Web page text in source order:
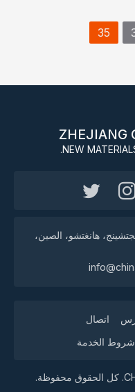
35
ZHEJIANG
NEW
هانغتشو، الصين،
اتصال
شروط الخدمة